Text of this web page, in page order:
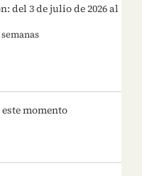
del 3 de julio de 2026 al
momento